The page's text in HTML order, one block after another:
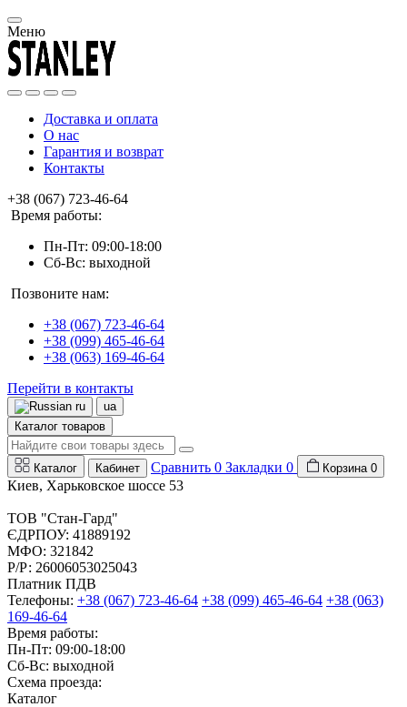
Меню
Доставка и оплата
О нас
Гарантия и возврат
Контакты
+38 (067) 723-46-64
Время работы:
Пн-Пт: 09:00-18:00
Сб-Вс: выходной
Позвоните нам:
+38 (067) 723-46-64
+38 (099) 465-46-64
+38 (063) 169-46-64
Перейти в контакты
ru
ua
Каталог товаров
Каталог Кабинет Сравнить 0 Закладки 0 Корзина 0
Киев, Харьковское шоссе 53
ТОВ "Стан-Гард"
ЄДРПОУ: 41889192
МФО: 321842
Р/Р: 26006053025043
Платник ПДВ
Телефоны: +38 (067) 723-46-64 +38 (099) 465-46-64 +38 (063)
169-46-64
Время работы:
Пн-Пт: 09:00-18:00
Сб-Вс: выходной
Схема проезда:
Каталог